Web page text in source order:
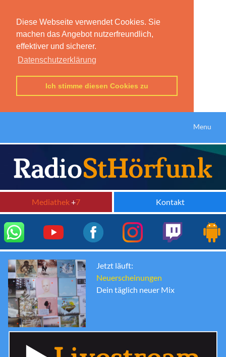
Diese Webseite verwendet Cookies. Sie
machen das Angebot nutzerfreundlich,
effektiver und sicherer.
Datenschutzerklärung
Ich stimme diesen Cookies zu
Menu
Mediathek+7 Kontakt
Jetzt läuft:
Neuerscheinungen
Dein täglich neuer Mix